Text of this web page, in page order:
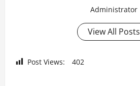
Administrator
View All Posts
Post Views: 402